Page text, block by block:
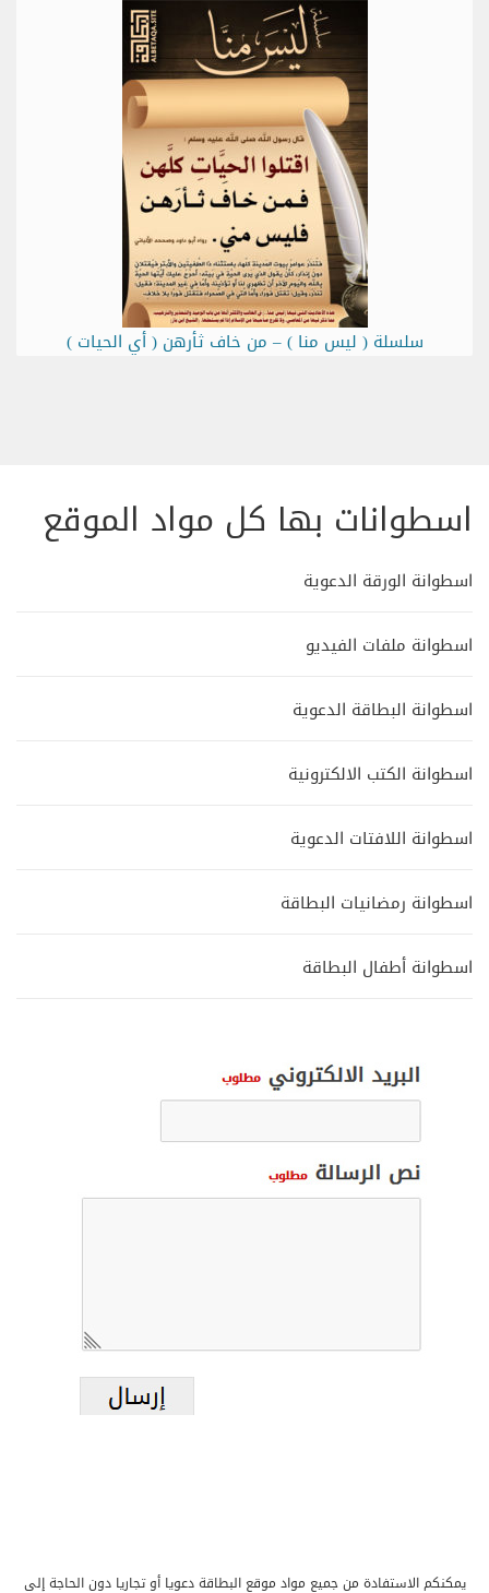
سلسلة ( ليس منا ) – من خاف ثأرهن ( أي الحيات )
اسطوانات بها كل مواد الموقع
اسطوانة الورقة الدعوية
اسطوانة ملفات الفيديو
اسطوانة البطاقة الدعوية
اسطوانة الكتب الالكترونية
اسطوانة اللافتات الدعوية
اسطوانة رمضانيات البطاقة
اسطوانة أطفال البطاقة
يمكنكم الاستفادة من جميع مواد موقع البطاقة دعويا أو تجاريا دون الحاجة إلى